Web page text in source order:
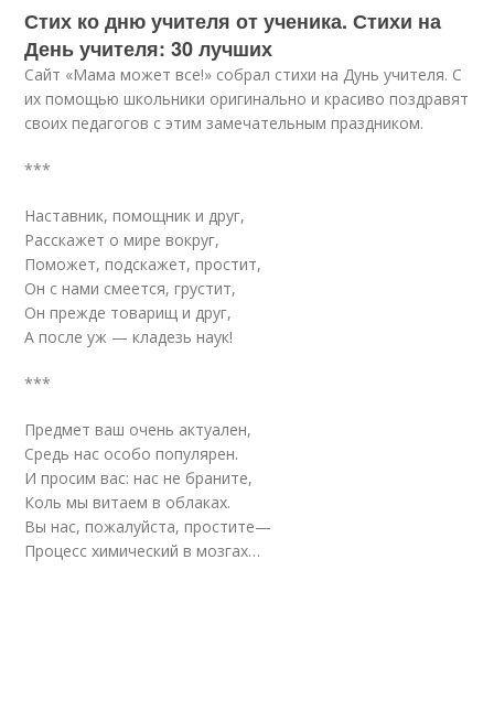
Стих ко дню учителя от ученика. Стихи на
День учителя: 30 лучших
Сайт «Мама может все!» собрал стихи на Дунь учителя. С
их помощью школьники оригинально и красиво поздравят
своих педагогов с этим замечательным праздником.
***
Наставник, помощник и друг,
Расскажет о мире вокруг,
Поможет, подскажет, простит,
Он с нами смеется, грустит,
Он прежде товарищ и друг,
А после уж — кладезь наук!
***
Предмет ваш очень актуален,
Средь нас особо популярен.
И просим вас: нас не браните,
Коль мы витаем в облаках.
Вы нас, пожалуйста, простите—
Процесс химический в мозгах…